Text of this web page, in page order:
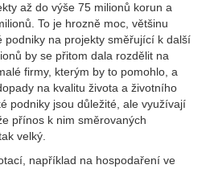
až do výše 75 milionů korun a
To je hrozně moc, většinu
podniky na projekty směřující k další
by se přitom dala rozdělit na
firmy, kterým by to pomohlo, a
na kvalitu života a životního
podniky jsou důležité, ale využívají
přínos k nim směrovaných
velký.
například na hospodaření ve